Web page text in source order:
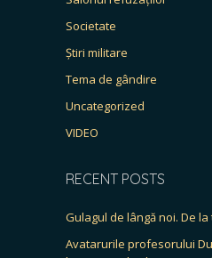
Societate
Știri militare
Tema de gândire
Uncategorized
VIDEO
RECENT POSTS
Gulagul de lângă noi. De
Avatarurile profesorului